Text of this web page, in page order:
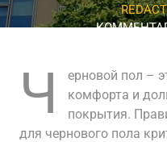
Ч
ерновой пол –
комфорта и
покрытия.
для чернового пола